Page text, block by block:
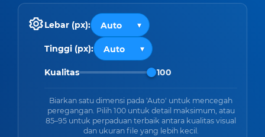
Lebar (px):
Tinggi (px):
Kualitas 100
Biarkan satu dimensi pada 'Auto' untuk mencegah
peregangan. Pilih 100 untuk detail maksimum, atau
85–95 untuk perpaduan terbaik antara kualitas visual
dan ukuran file yang lebih kecil.